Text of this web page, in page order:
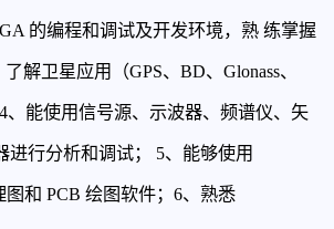
的编程和调试及开发环境，熟练掌握
了解卫星应用（GPS、BD、Glonass、
4、能使用信号源、示波器、频谱仪、矢
进行分析和调试； 5、能够使用
图和 PCB 绘图软件；6、熟悉